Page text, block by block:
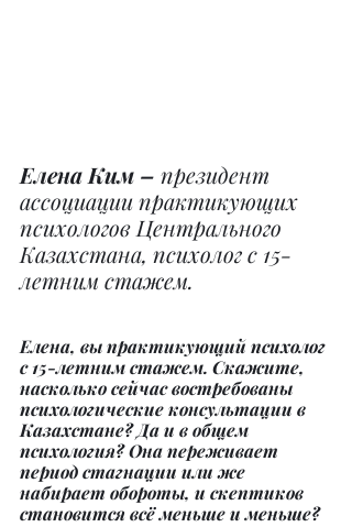
Елена Ким – президент
ассоциации практикующих
психологов Центрального
Казахстана, психолог с 15-
летним стажем.
Елена, вы практикующий психолог
с 15-летним стажем. Скажите,
насколько сейчас востребованы
психологические консультации в
Казахстане? Да и в общем
психология? Она переживает
период стагнации или же
набирает обороты, и скептиков
становится всё меньше и меньше?